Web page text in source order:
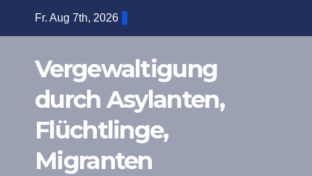
Fr. Aug 7th, 2026
Vergewaltigung
durch Asylanten,
Flüchtlinge,
Migranten